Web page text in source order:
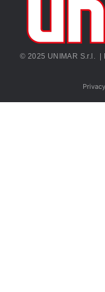
© 2025 UNIMAR S.r.l. |